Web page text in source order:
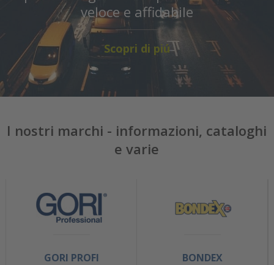
veloce e affidabile
Scopri di piú
I nostri marchi - informazioni, cataloghi
e varie
GORI PROFI
BONDEX